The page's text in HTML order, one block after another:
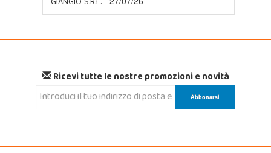
Ricevi tutte le nostre promozioni e novità